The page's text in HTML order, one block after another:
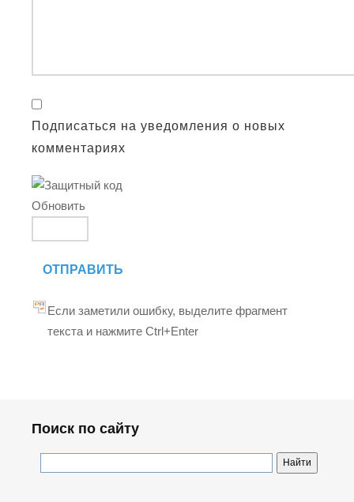
Подписаться на уведомления о новых
комментариях
Обновить
ОТПРАВИТЬ
Если заметили ошибку, выделите фрагмент
текста и нажмите Ctrl+Enter
Поиск по сайту